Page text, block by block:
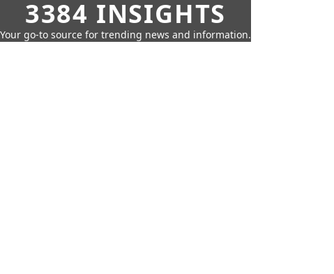
3384 INSIGHTS
Your go-to source for trending news and information.